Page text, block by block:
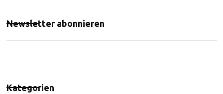
Newsletter abonnieren
Kategorien